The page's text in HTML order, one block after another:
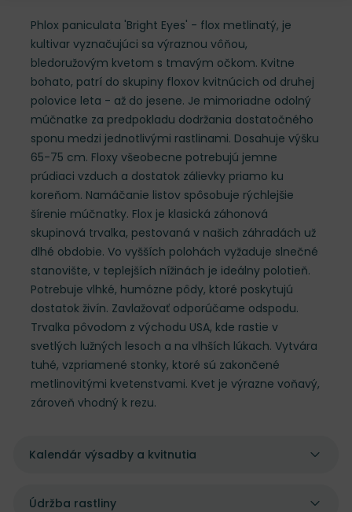
Phlox paniculata 'Bright Eyes' - flox metlinatý, je
kultivar vyznačujúci sa výraznou vôňou,
bledoružovým kvetom s tmavým očkom. Kvitne
bohato, patrí do skupiny floxov kvitnúcich od druhej
polovice leta - až do jesene. Je mimoriadne odolný
múčnatke za predpokladu dodržania dostatočného
sponu medzi jednotlivými rastlinami. Dosahuje výšku
65-75 cm. Floxy všeobecne potrebujú jemne
prúdiaci vzduch a dostatok zálievky priamo ku
koreňom. Namáčanie listov spôsobuje rýchlejšie
šírenie múčnatky. Flox je klasická záhonová
skupinová trvalka, pestovaná v našich záhradách už
dlhé obdobie. Vo vyšších polohách vyžaduje slnečné
stanovište, v teplejších nížinách je ideálny polotieň.
Potrebuje vlhké, humózne pôdy, ktoré poskytujú
dostatok živín. Zavlažovať odporúčame odspodu.
Trvalka pôvodom z východu USA, kde rastie v
svetlých lužných lesoch a na vlhších lúkach. Vytvára
tuhé, vzpriamené stonky, ktoré sú zakončené
metlinovitými kvetenstvami. Kvet je výrazne voňavý,
zároveň vhodný k rezu.
Kalendár výsadby a kvitnutia
Údržba rastliny